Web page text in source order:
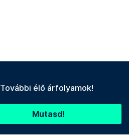
További élő árfolyamok!
Mutasd!